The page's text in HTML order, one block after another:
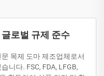
로벌 규제 준수
목제 도마 제조업체로서
니다. FSC, FDA, LFGB,